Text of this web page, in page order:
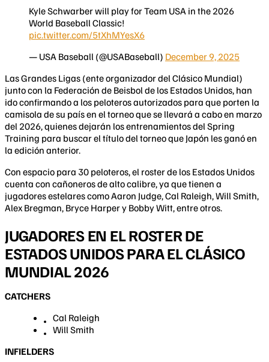
Kyle Schwarber will play for Team USA in the 2026
World Baseball Classic!
pic.twitter.com/5tXhMYesX6
— USA Baseball (@USABaseball) December 9, 2025
Las Grandes Ligas (ente organizador del Clásico Mundial)
junto con la Federación de Beisbol de los Estados Unidos, han
ido confirmando a los peloteros autorizados para que porten la
camisola de su país en el torneo que se llevará a cabo en marzo
del 2026, quienes dejarán los entrenamientos del Spring
Training para buscar el título del torneo que Japón les ganó en
la edición anterior.
Con espacio para 30 peloteros, el roster de los Estados Unidos
cuenta con cañoneros de alto calibre, ya que tienen a
jugadores estelares como Aaron Judge, Cal Raleigh, Will Smith,
Alex Bregman, Bryce Harper y Bobby Witt, entre otros.
JUGADORES EN EL ROSTER DE
ESTADOS UNIDOS PARA EL CLÁSICO
MUNDIAL 2026
CATCHERS
Cal Raleigh
Will Smith
INFIELDERS